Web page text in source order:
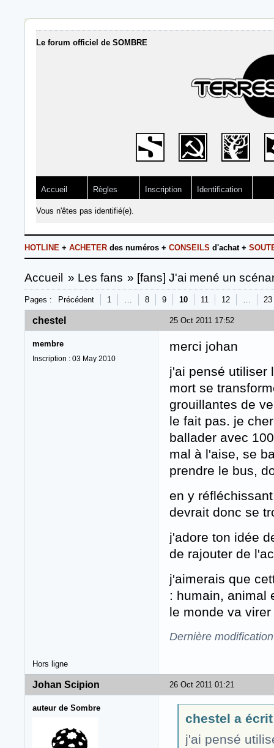
Le forum officiel de SOMBRE
Accueil Règles Inscription Identification
Vous n'êtes pas identifié(e).
HOTLINE + ACHETER des numéros + CONSEILS d'achat +
Accueil » Les fans » [fans] J'ai mené un
Pages : Précédent 1 … 8 9 10 11 12 … 23
25 Oct 2011 17:52
chestel
membre
Inscription : 03 May 2010
merci johan
j'ai pensé utiliser
mort se
grouillantes de
le fait pas. je
ballader avec
mal à l'aise, se
prendre le bus,
en y
devrait donc se
j'adore ton idée
de rajouter de
j'aimerais que
: humain, animal
le monde va
Dernière
Hors ligne
26 Oct 2011 01:21
Johan Scipion
auteur de Sombre
chestel a
j'ai pensé